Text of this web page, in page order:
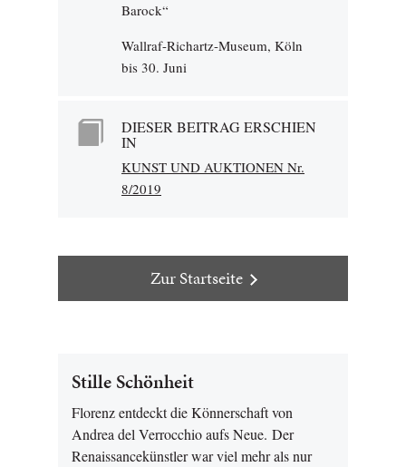
Barock“
Wallraf-Richartz-Museum, Köln
bis 30. Juni
DIESER BEITRAG ERSCHIEN
IN
KUNST UND AUKTIONEN Nr.
8/2019
Zur Startseite
Stille Schönheit
Florenz entdeckt die Könnerschaft von
Andrea del Verrocchio aufs Neue. Der
Renaissancekünstler war viel mehr als nur